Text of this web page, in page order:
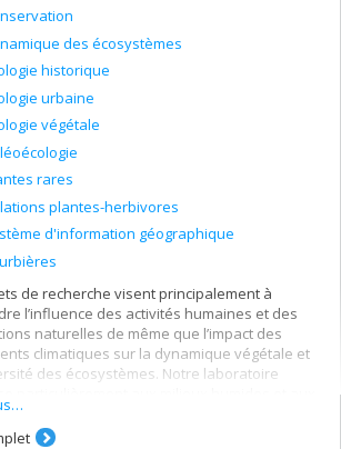
des écosystèmes
historique
urbaine
végétale
rares
plantes-herbivores
d'information géographique
de recherche visent principalement à
l’influence des activités humaines et des
naturelles de même que l’impact des
climatiques sur la dynamique végétale et
des écosystèmes. Notre laboratoire
urbains.